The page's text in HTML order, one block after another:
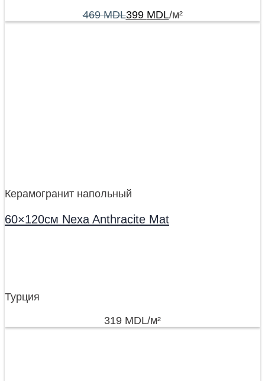
469MDL399 MDL/м²
Керамогранит напольный
60×120см Nexa Anthracite Mat
Турция
319 MDL/м²